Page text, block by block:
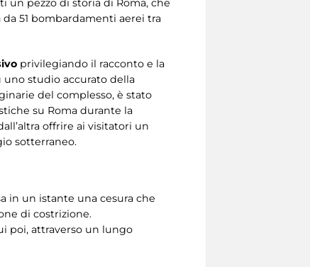
pezzo di storia di Roma, che
51 bombardamenti aerei tra
privilegiando il racconto e la
uno studio accurato della
del complesso, è stato
su Roma durante la
offrire ai visitatori un
sotterraneo.
in un istante una cesura che
di costrizione.
poi, attraverso un lungo